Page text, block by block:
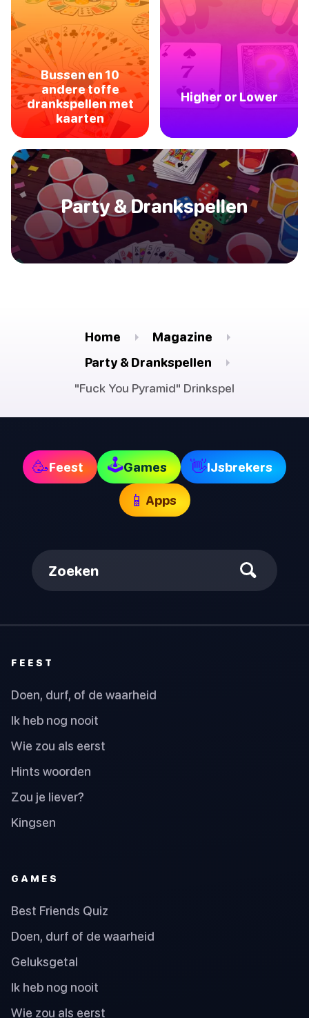
Bussen en 10
andere toffe
drankspellen met
kaarten
Higher or Lower
Party & Drankspellen
Home
Magazine
Party & Drankspellen
"Fuck You Pyramid" Drinkspel
🥳Feest 🕹Games 👋IJsbrekers
📱 Apps
Zoeken
FEEST
Doen, durf, of de waarheid
Ik heb nog nooit
Wie zou als eerst
Hints woorden
Zou je liever?
Kingsen
GAMES
Best Friends Quiz
Doen, durf of de waarheid
Geluksgetal
Ik heb nog nooit
Wie zou als eerst